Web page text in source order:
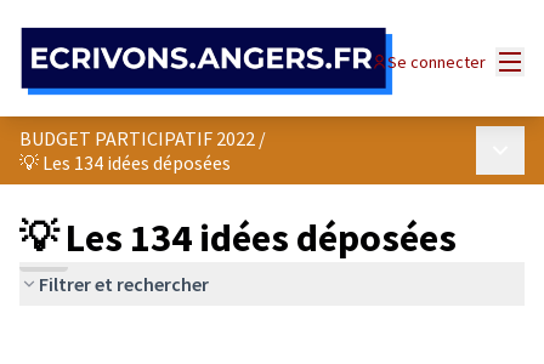
Se connecter
BUDGET PARTICIPATIF 2022 /
💡 Les 134 idées déposées
💡 Les 134 idées déposées
Filtrer et rechercher